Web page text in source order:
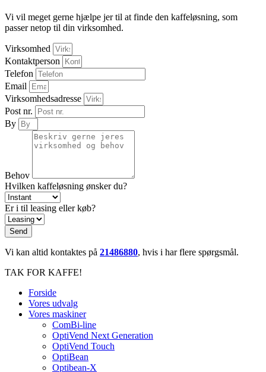
Vi vil meget gerne hjælpe jer til at finde den kaffeløsning, som
passer netop til din virksomhed.
Virksomhed
Kontaktperson
Telefon
Email
Virksomhedsadresse
Post nr.
By
Behov
Hvilken kaffeløsning ønsker du?
Er i til leasing eller køb?
Send
Vi kan altid kontaktes på 21486880, hvis i har flere spørgsmål.
TAK FOR KAFFE!
Forside
Vores udvalg
Vores maskiner
ComBi-line
OptiVend Next Generation
OptiVend Touch
OptiBean
Optibean-X